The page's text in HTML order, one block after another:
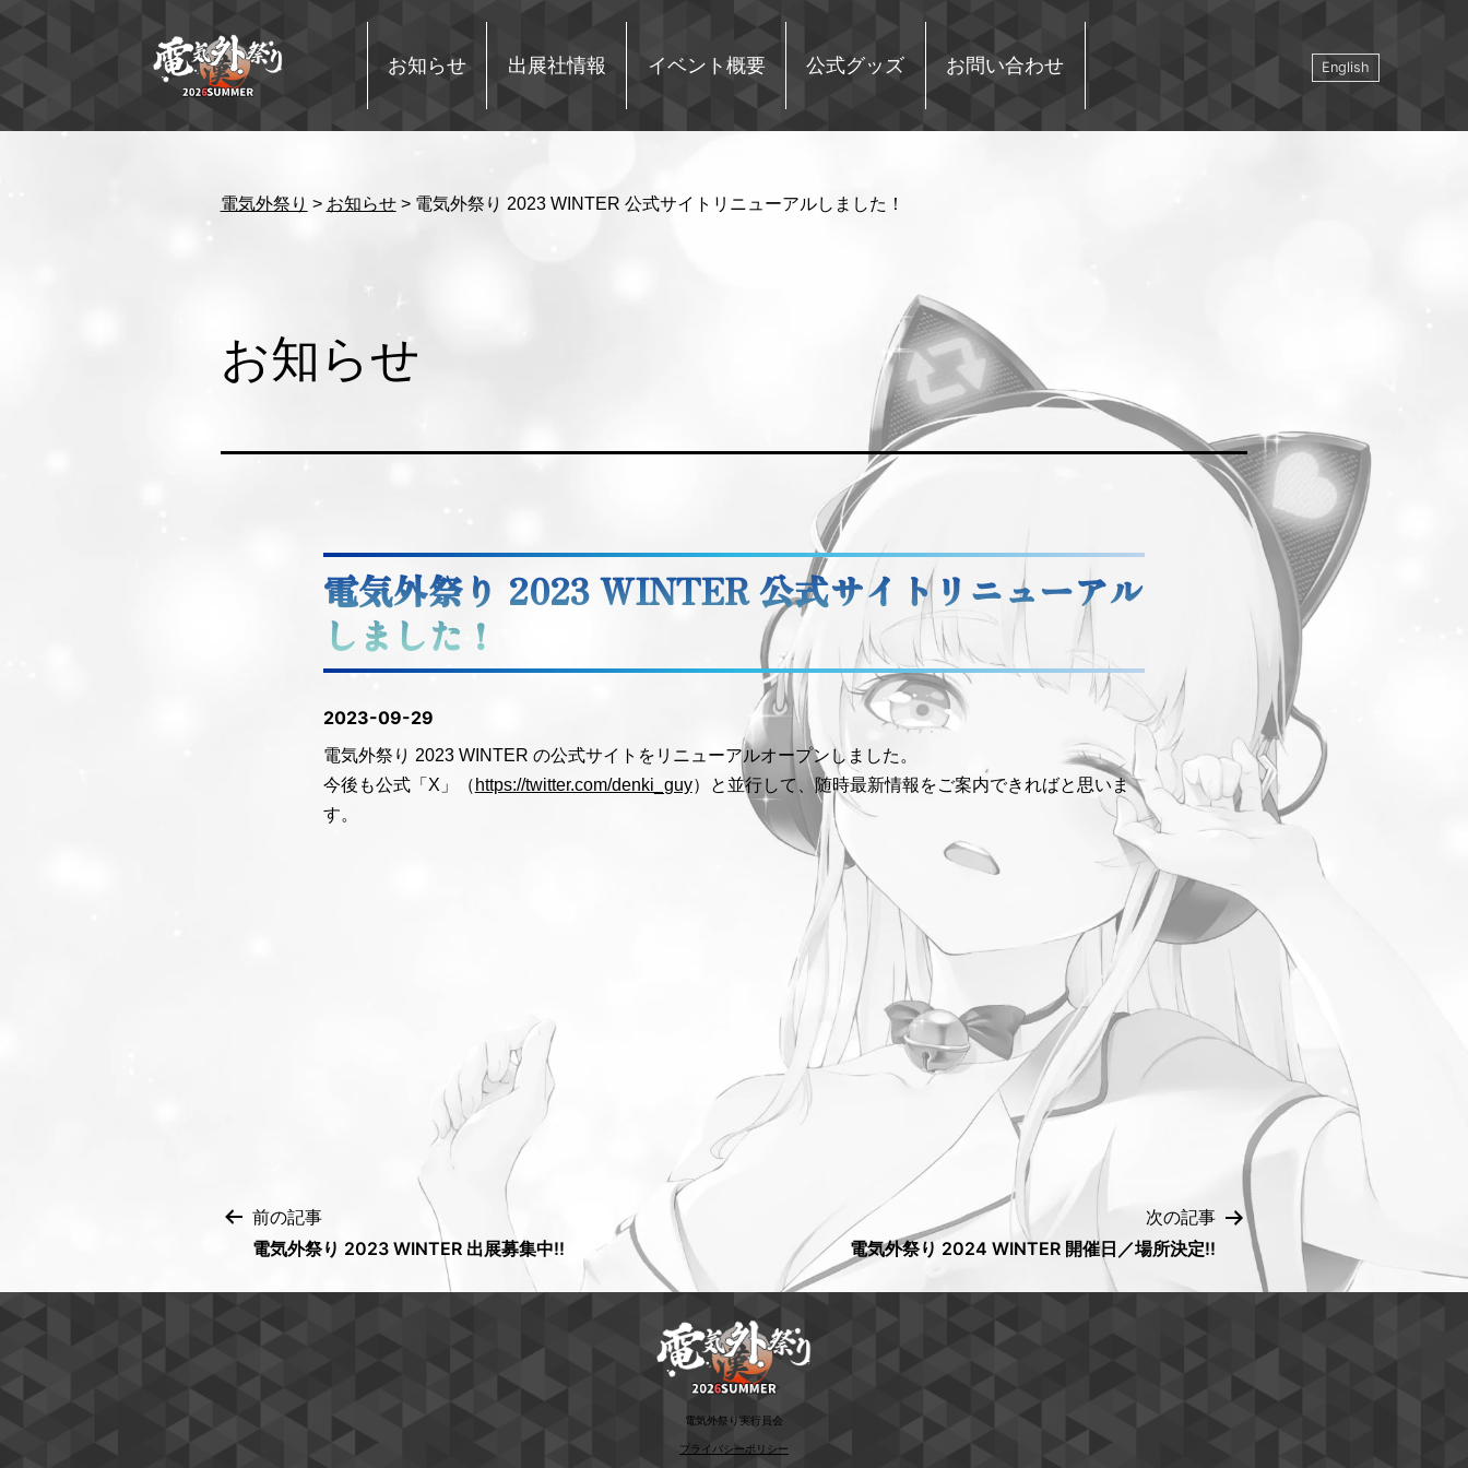
コ
へ
お知らせ 出展社情報 イベント概要 公式グッズ お問い合わせ English
電気外祭り > お知らせ> 電気外祭り 2023 WINTER 公式サイトリニューアルしました！
お知らせ
電気外祭り 2023 WINTER 公式サイトリニューアル
しました！
2023-09-29
電気外祭り 2023 WINTER の公式サイトをリニューアルオープンしました。
今後も公式「X」（ https://twitter.com/denki_guy）と並行して、随時最新情報をご案内できればと思いま
す。
投
稿
ビ
前の記事
電気外祭り 2023 WINTER 出展募集中!!
次の記事
電気外祭り 2024 WINTER 開催日／場所決定!!
電気外祭り実行員会
プライバシーポリシー